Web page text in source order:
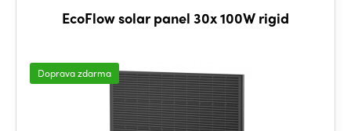
EcoFlow solar panel 30x 100W rigid
Doprava zdarma